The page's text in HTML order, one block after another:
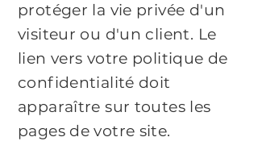
protéger la vie privée d'un
visiteur ou d'un client. Le
lien vers votre politique de
confidentialité doit
apparaître sur toutes les
pages de votre site.